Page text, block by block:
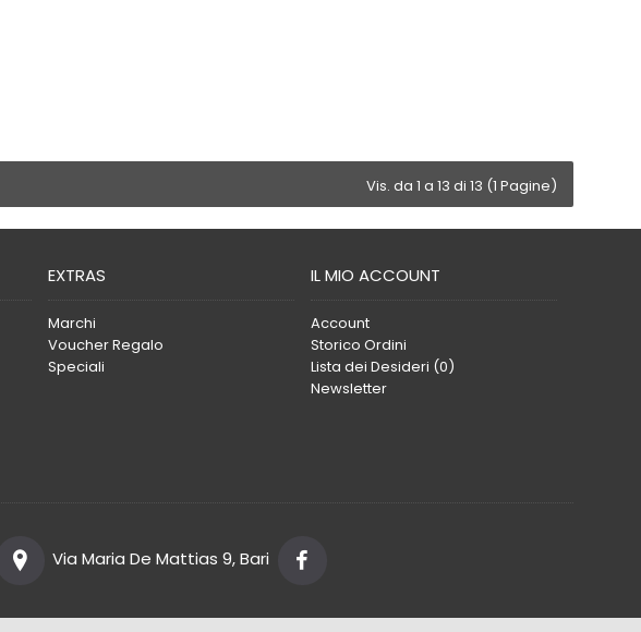
Vis. da 1 a 13 di 13 (1 Pagine)
EXTRAS
Marchi
Voucher Regalo
Speciali
IL MIO ACCOUNT
Account
Storico Ordini
Lista dei Desideri (0)
Newsletter
Via Maria De Mattias 9, Bari